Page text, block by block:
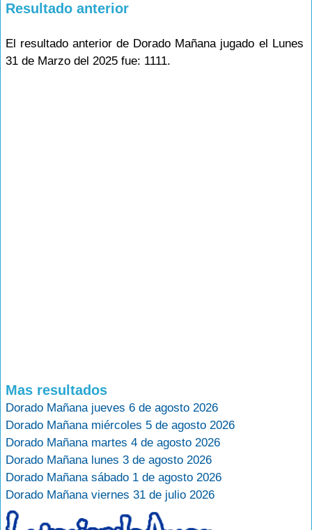
Resultado anterior
El resultado anterior de Dorado Mañana jugado el Lunes
31 de Marzo del 2025 fue: 1111.
Mas resultados
Dorado Mañana jueves 6 de agosto 2026
Dorado Mañana miércoles 5 de agosto 2026
Dorado Mañana martes 4 de agosto 2026
Dorado Mañana lunes 3 de agosto 2026
Dorado Mañana sábado 1 de agosto 2026
Dorado Mañana viernes 31 de julio 2026